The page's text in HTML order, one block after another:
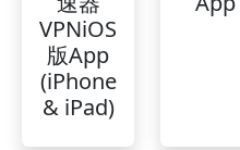
VPNiOS
版App
(iPhone
& iPad)